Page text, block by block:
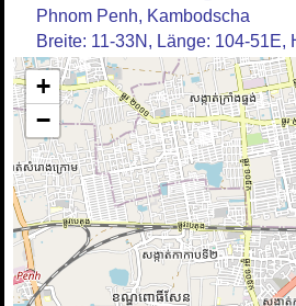
Phnom Penh, Kambodscha
Breite: 11-33N, Länge: 104-51E,
+
−